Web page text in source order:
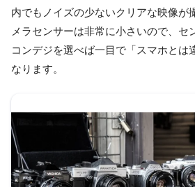
内でもノイズの少ないクリアな映像が
メラセンサーは非常に小さいので、セ
コンデジを選べば一目で「スマホとは
なります。